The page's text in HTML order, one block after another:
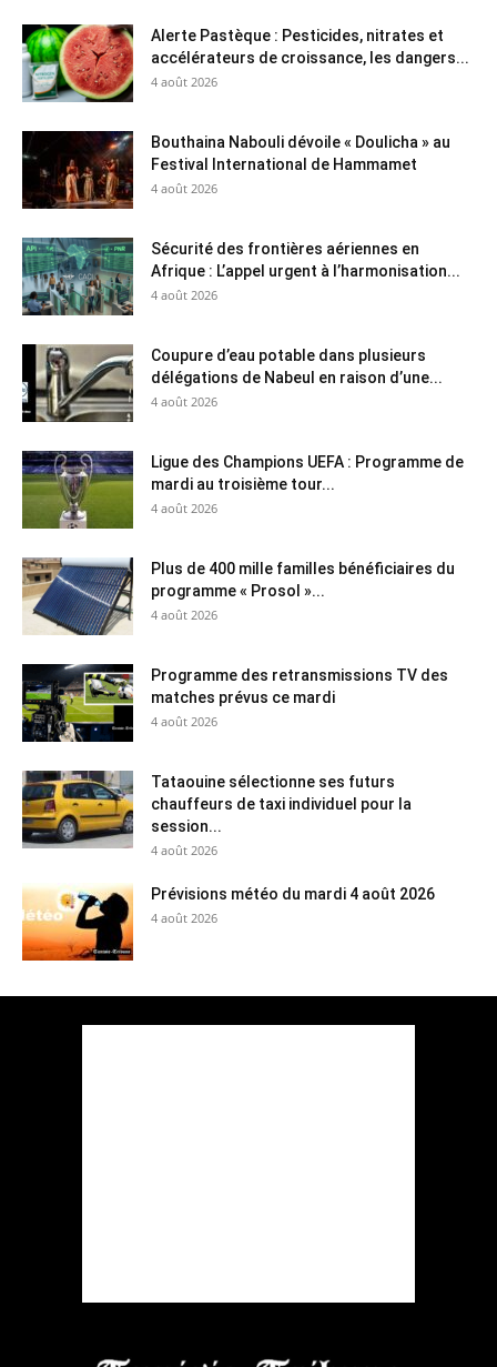
Alerte Pastèque : Pesticides, nitrates et
accélérateurs de croissance, les dangers...
4 août 2026
Bouthaina Nabouli dévoile « Doulicha » au
Festival International de Hammamet
4 août 2026
Sécurité des frontières aériennes en
Afrique : L’appel urgent à l’harmonisation...
4 août 2026
Coupure d’eau potable dans plusieurs
délégations de Nabeul en raison d’une...
4 août 2026
Ligue des Champions UEFA : Programme de
mardi au troisième tour...
4 août 2026
Plus de 400 mille familles bénéficiaires du
programme « Prosol »...
4 août 2026
Programme des retransmissions TV des
matches prévus ce mardi
4 août 2026
Tataouine sélectionne ses futurs
chauffeurs de taxi individuel pour la
session...
4 août 2026
Prévisions météo du mardi 4 août 2026
4 août 2026